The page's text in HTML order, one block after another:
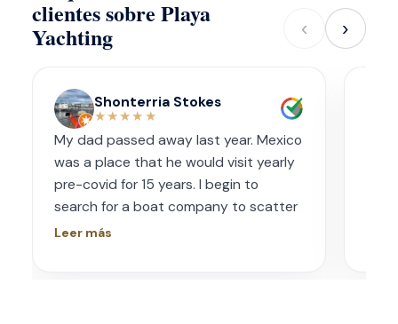
clientes sobre Playa
Yachting ‹ ›
Shonterria Stokes
★★★★★
My dad passed away last year. Mexico
was a place that he would visit yearly
pre-covid for 15 years. I begin to
search for a boat company to scatter
his ashes in his favorite place one year
Leer más